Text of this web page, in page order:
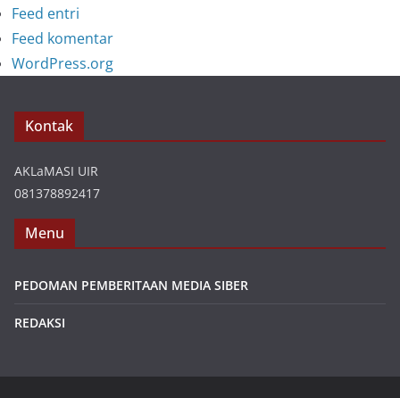
Feed entri
Feed komentar
WordPress.org
Kontak
AKLaMASI UIR
081378892417
Menu
PEDOMAN PEMBERITAAN MEDIA SIBER
REDAKSI